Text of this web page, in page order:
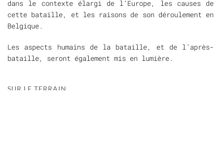
dans le contexte élargi de l’Europe, les causes de
cette bataille, et les raisons de son déroulement en
Belgique.
Les aspects humains de la bataille, et de l’après-
bataille, seront également mis en lumière.
SUR LE TERRAIN